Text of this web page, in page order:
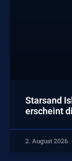
Starsand
erscheint
2. August 2026